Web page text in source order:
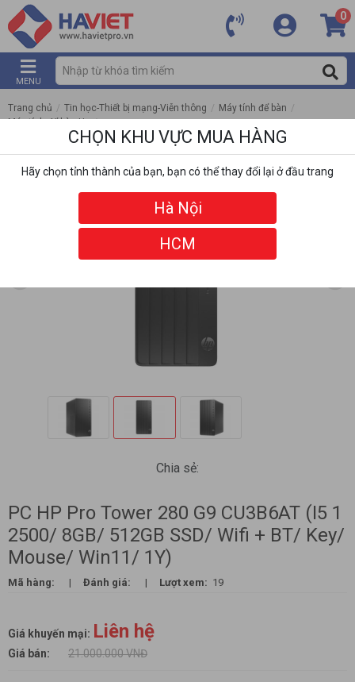
0
MENU
Trang chủ / Tin học-Thiết bị mạng-Viễn thông / Máy tính để bàn /
Máy tính để bàn Hp /
PC HP Pro Tower 280 G9 CU3B6AT (I5 12500/ 8GB/ 512GB SSD/ Wifi + BT/
Chia sẻ:
PC HP Pro Tower 280 G9 CU3B6AT (I5 1
2500/ 8GB/ 512GB SSD/ Wifi + BT/ Key/
Mouse/ Win11/ 1Y)
Mã hàng: | Đánh giá: | Lượt xem: 19
Giá khuyến mại: Liên hệ
Giá bán: 21.000.000 VNĐ
CHỌN KHU VỰC MUA HÀNG
Hãy chọn tỉnh thành của bạn, bạn có thể thay đổi lại ở đầu trang
Hà Nội
HCM